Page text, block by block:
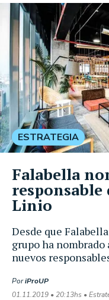
Desde que
grupo ha
nuevos
PoriProUP
01.11.2019 • 20:13hs •
ESTRATEGIA
Falabella
responsable
Linio